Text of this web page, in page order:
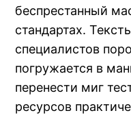
беспрестанный
стандартах.
специалистов
погружается в
перенести миг
ресурсов